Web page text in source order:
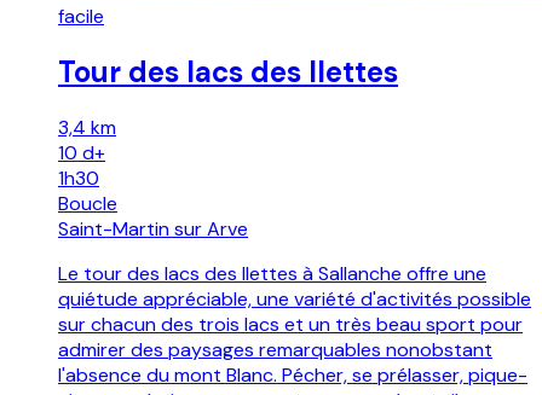
facile
Tour des lacs des Ilettes
3,4 km
10 d+
1h30
Boucle
Saint-Martin sur Arve
Le tour des lacs des Ilettes à Sallanche offre une
quiétude appréciable, une variété d'activités possible
sur chacun des trois lacs et un très beau sport pour
admirer des paysages remarquables nonobstant
l'absence du mont Blanc. Pécher, se prélasser, pique-